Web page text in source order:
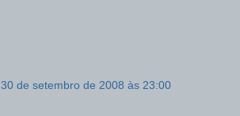
30 de setembro de 2008 às 23:00